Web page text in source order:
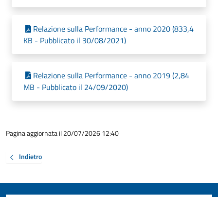
Relazione sulla Performance - anno 2020 (833,4
KB - Pubblicato il 30/08/2021)
Relazione sulla Performance - anno 2019 (2,84
MB - Pubblicato il 24/09/2020)
Pagina aggiornata il 20/07/2026 12:40
Indietro